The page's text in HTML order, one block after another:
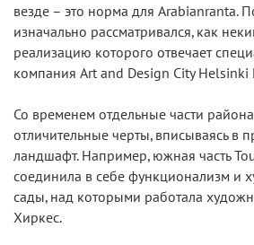
везде – это норма для Arabianranta.
изначально рассматривался, как
реализацию которого отвечает
компания Art and Design City Helsinki
Со временем отдельные части
отличительные черты, вписываясь в
ландшафт. Например, южная часть
соединила в себе функционализм и
сады, над которыми работала
Хиркес.